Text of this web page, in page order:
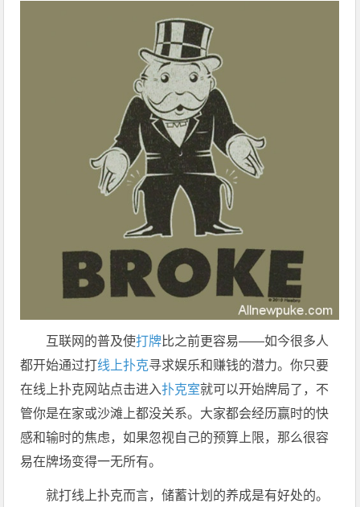
互联网的普及使打牌比之前更容易——如今很多人
都开始通过打线上扑克寻求娱乐和赚钱的潜力。你只要
在线上扑克网站点击进入扑克室就可以开始牌局了，不
管你是在家或沙滩上都没关系。大家都会经历赢时的快
感和输时的焦虑，如果忽视自己的预算上限，那么很容
易在牌场变得一无所有。
就打线上扑克而言，储蓄计划的养成是有好处的。